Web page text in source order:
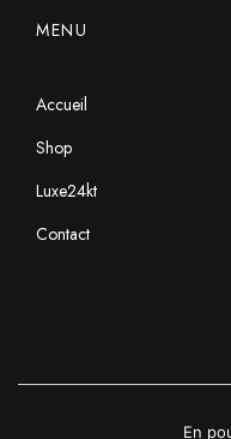
MENU
Accueil
Shop
Luxe24kt
Contact
En